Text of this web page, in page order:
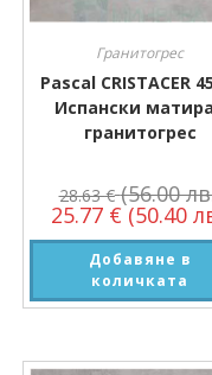
Гранитогрес
Pascal CRISTACER
Испански
гранитогрес
28.63€ (56.00
25.77 € (50.40
Добавяне в
количката